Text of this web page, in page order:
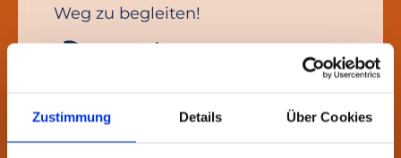
Zustimmung Details Über Cookies
Weg zu begleiten!
Dein Tom